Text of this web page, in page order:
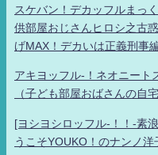
スケバン！デカッフルまっ
供部屋おじさんヒロシ之古
げMAX！デカいは正義刑事
アキヨッフル-！ネオニート
（子ども部屋おばさんの自
[ヨシヨシロッフル-！！-素
うこそYOUKO！のナンノ